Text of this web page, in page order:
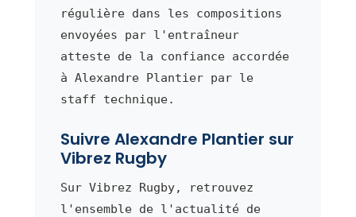
régulière dans les compositions
envoyées par l'entraîneur
atteste de la confiance accordée
à Alexandre Plantier par le
staff technique.
Suivre Alexandre Plantier sur
Vibrez Rugby
Sur Vibrez Rugby, retrouvez
l'ensemble de l'actualité de